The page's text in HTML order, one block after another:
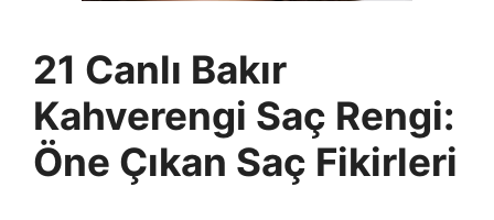
21 Canlı Bakır
Kahverengi Saç Rengi:
Öne Çıkan Saç Fikirleri